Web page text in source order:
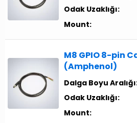
Odak Uzaklığı:
Mount:
M8 GPIO 8-pin
(Amphenol)
Dalga Boyu
Odak Uzaklığı:
Mount: